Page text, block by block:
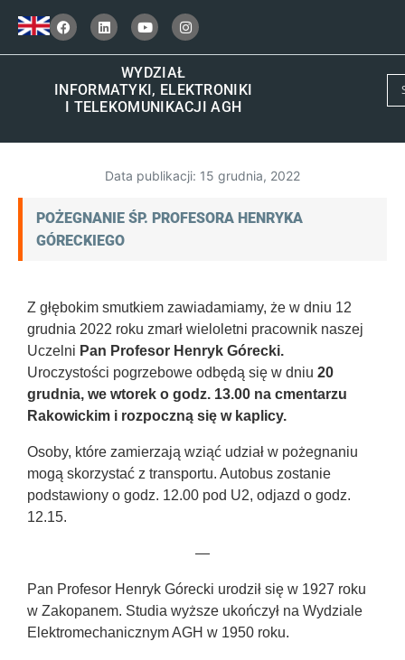
WYDZIAŁ
INFORMATYKI, ELEKTRONIKI
I TELEKOMUNIKACJI AGH
Data publikacji: 15 grudnia, 2022
POŻEGNANIE ŚP. PROFESORA HENRYKA
GÓRECKIEGO
Z głębokim smutkiem zawiadamiamy, że w dniu 12
grudnia 2022 roku zmarł wieloletni pracownik naszej
Uczelni Pan Profesor Henryk Górecki.
Uroczystości pogrzebowe odbędą się w dniu 20
grudnia, we wtorek o godz. 13.00 na cmentarzu
Rakowickim i rozpoczną się w kaplicy.
Osoby, które zamierzają wziąć udział w pożegnaniu
mogą skorzystać z transportu. Autobus zostanie
podstawiony o godz. 12.00 pod U2, odjazd o godz.
12.15.
—
Pan Profesor Henryk Górecki urodził się w 1927 roku
w Zakopanem. Studia wyższe ukończył na Wydziale
Elektromechanicznym AGH w 1950 roku.